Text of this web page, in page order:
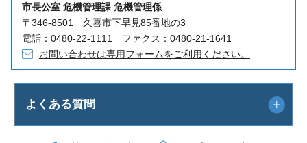
市長公室 危機管理課 危機管理係
〒346-8501 久喜市下早見85番地の3
電話：0480-22-1111 ファクス：0480-21-1641
お問い合わせは専用フォームをご利用ください。
よくある質問